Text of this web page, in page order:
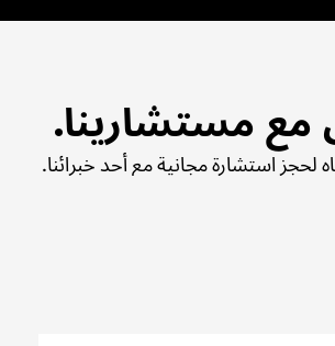
مع مستشارينا.
لحجز استشارة مجانية مع أحد خبرائنا.